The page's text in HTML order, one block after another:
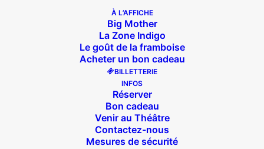
À L’AFFICHE
Big Mother
La Zone Indigo
Le goût de la framboise
Acheter un bon cadeau
BILLETTERIE
INFOS
Réserver
Bon cadeau
Venir au Théâtre
Contactez-nous
Mesures de sécurité
Le-gros-qui-fume-21-04-2025-OBRAJON-0265
Le gros qui fume comme une cheminée en hiver
Le-gros-qui-fume-21-04-2025-OBRAJON-0265